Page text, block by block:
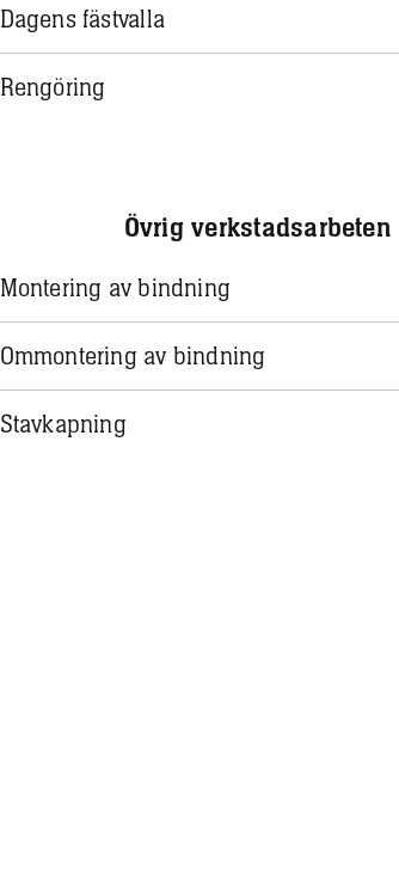
Dagens fästvalla
Rengöring
Övrig verkstadsarbeten
Montering av bindning
Ommontering av bindning
Stavkapning